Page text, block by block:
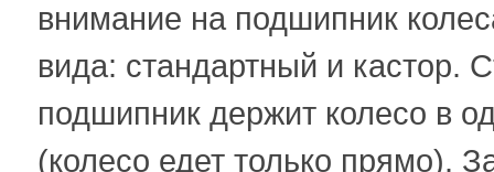
внимание на подшипник
вида: стандартный и кастор.
подшипник держит колесо в
(колесо едет только прямо).